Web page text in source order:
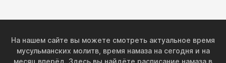
На нашем сайте вы можете смотреть актуальное время
мусульманских молитв, время намаза на сегодня и на
месяц вперёд. Здесь вы найдёте расписание намаза в